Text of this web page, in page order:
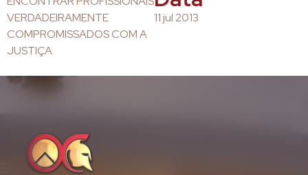
VERDADEIRAMENTE
COMPROMISSADOS COM A
JUSTIÇA
11 jul 2013